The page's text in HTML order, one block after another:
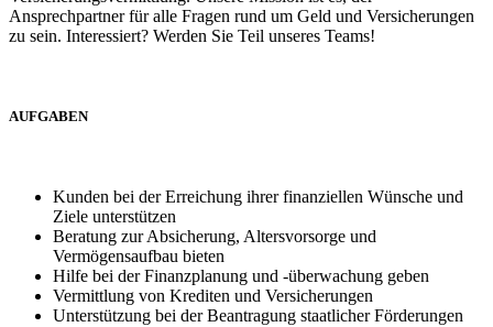
Ansprechpartner für alle Fragen rund um Geld und Versicherungen
zu sein. Interessiert? Werden Sie Teil unseres Teams!
AUFGABEN
Kunden bei der Erreichung ihrer finanziellen Wünsche und
Ziele unterstützen
Beratung zur Absicherung, Altersvorsorge und
Vermögensaufbau bieten
Hilfe bei der Finanzplanung und -überwachung geben
Vermittlung von Krediten und Versicherungen
Unterstützung bei der Beantragung staatlicher Förderungen